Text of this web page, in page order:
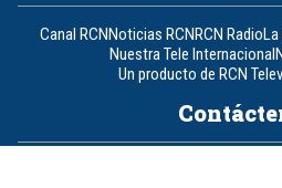
Canal RCNNoticias RCNRCN RadioLa
Nuestra Tele Internacional
Un producto de RCN